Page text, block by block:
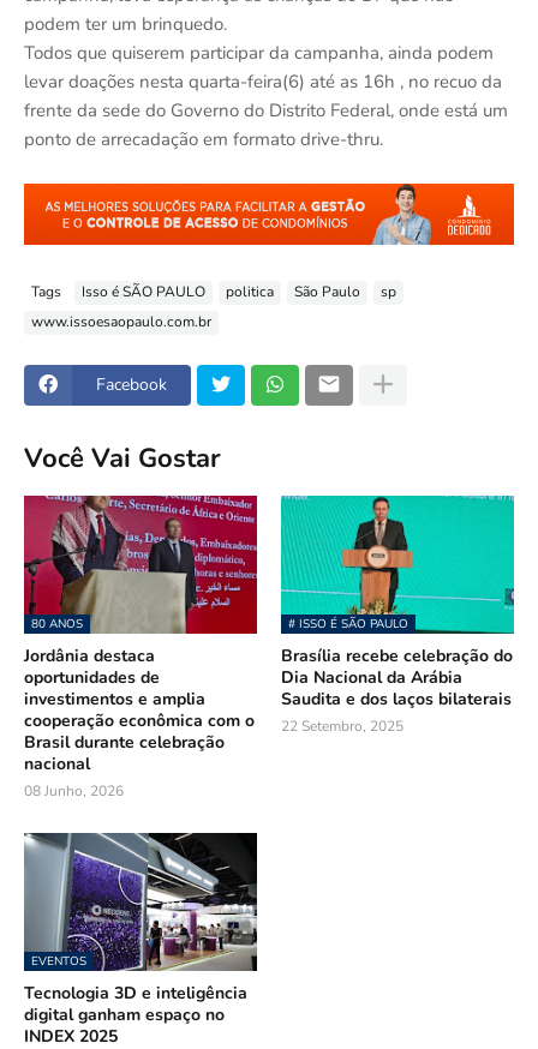
podem ter um brinquedo.
Todos que quiserem participar da campanha, ainda podem
levar doações nesta quarta-feira(6) até as 16h , no recuo da
frente da sede do Governo do Distrito Federal, onde está um
ponto de arrecadação em formato drive-thru.
Tags Isso é SÃO PAULO politica São Paulo
sp
www.issoesaopaulo.com.br
Facebook
Você Vai Gostar
80 ANOS
Jordânia destaca
oportunidades de
investimentos e amplia
cooperação econômica com o
Brasil durante celebração
nacional
08 Junho, 2026
# ISSO É SÃO PAULO
Brasília recebe celebração do
Dia Nacional da Arábia
Saudita e dos laços bilaterais
22 Setembro, 2025
EVENTOS
Tecnologia 3D e inteligência
digital ganham espaço no
INDEX 2025